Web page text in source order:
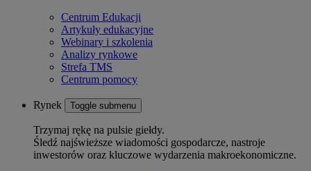
Centrum Edukacji
Artykuły edukacyjne
Webinary i szkolenia
Analizy rynkowe
Strefa TMS
Centrum pomocy
Rynek Toggle submenu
Trzymaj rękę na pulsie giełdy.
Śledź najświeższe wiadomości gospodarcze, nastroje
inwestorów oraz kluczowe wydarzenia makroekonomiczne.